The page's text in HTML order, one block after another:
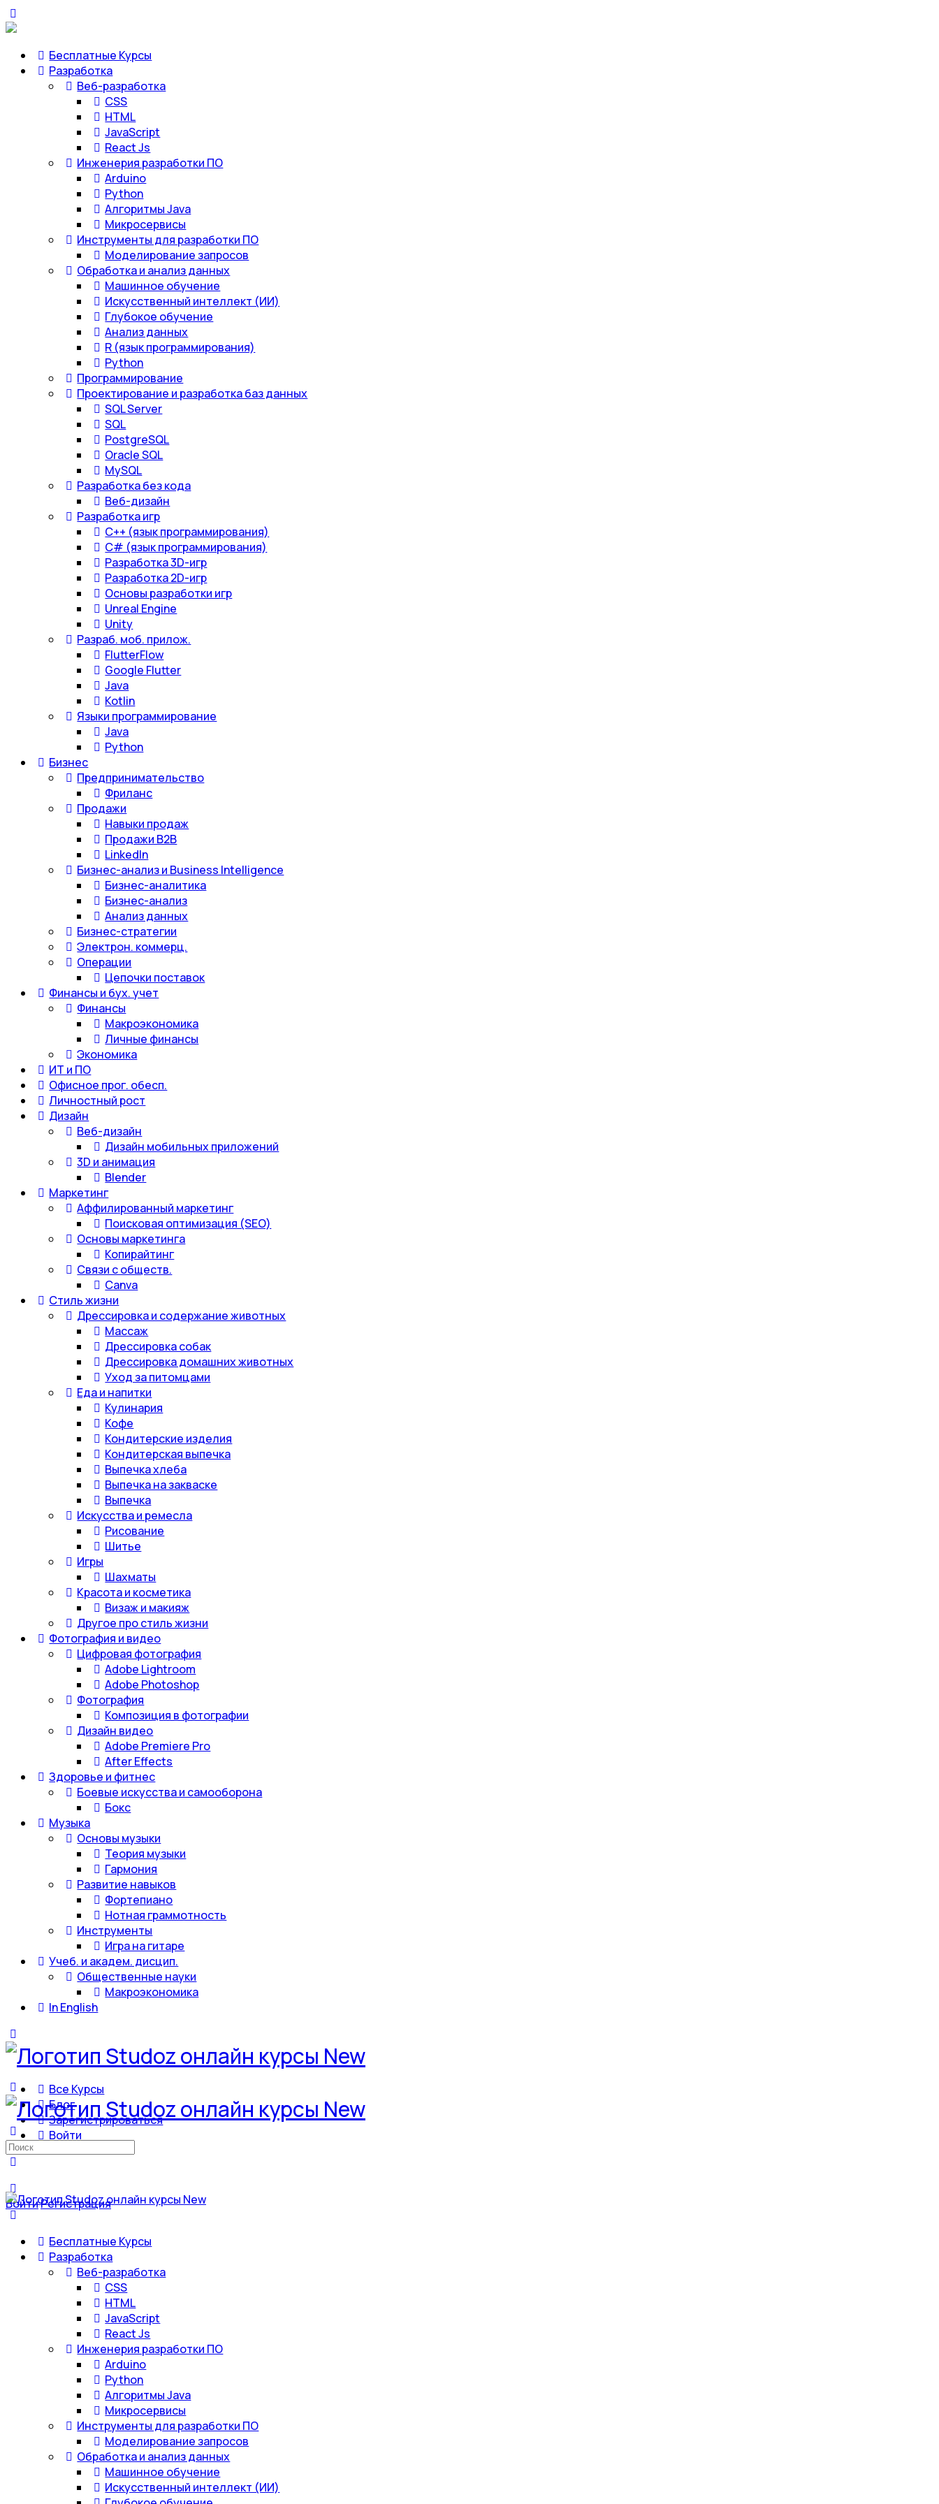
Бесплатные Курсы
Разработка
Веб-разработка
CSS
HTML
JavaScript
React Js
Инженерия разработки ПО
Arduino
Python
Алгоритмы Java
Микросервисы
Инструменты для разработки ПО
Моделирование запросов
Обработка и анализ данных
Машинное обучение
Искусственный интеллект (ИИ)
Глубокое обучение
Анализ данных
R (язык программирования)
Python
Программирование
Проектирование и разработка баз данных
SQL Server
SQL
PostgreSQL
Oracle SQL
MySQL
Разработка без кода
Веб-дизайн
Разработка игр
С++ (язык программирования)
С# (язык программирования)
Разработка 3D-игр
Разработка 2D-игр
Основы разработки игр
Unreal Engine
Unity
Разраб. моб. прилож.
FlutterFlow
Google Flutter
Java
Kotlin
Языки программирование
Java
Python
Бизнес
Предпринимательство
Фриланс
Продажи
Навыки продаж
Продажи B2B
LinkedIn
Бизнес-анализ и Business Intelligence
Бизнес-аналитика
Бизнес-анализ
Анализ данных
Бизнес-стратегии
Электрон. коммерц.
Операции
Цепочки поставок
Финансы и бух. учет
Финансы
Макроэкономика
Личные финансы
Экономика
ИТ и ПО
Офисное прог. обесп.
Личностный рост
Дизайн
Веб-дизайн
Дизайн мобильных приложений
3D и анимация
Blender
Маркетинг
Аффилированный маркетинг
Поисковая оптимизация (SEO)
Основы маркетинга
Копирайтинг
Связи с обществ.
Canva
Стиль жизни
Дрессировка и содержание животных
Массаж
Дрессировка собак
Дрессировка домашних животных
Уход за питомцами
Еда и напитки
Кулинария
Кофе
Кондитерские изделия
Кондитерская выпечка
Выпечка хлеба
Выпечка на закваске
Выпечка
Искусства и ремесла
Рисование
Шитье
Игры
Шахматы
Красота и косметика
Визаж и макияж
Другое про стиль жизни
Фотография и видео
Цифровая фотография
Adobe Lightroom
Adobe Photoshop
Фотография
Композиция в фотографии
Дизайн видео
Adobe Premiere Pro
After Effects
Здоровье и фитнес
Боевые искусства и самооборона
Бокс
Музыка
Основы музыки
Теория музыки
Гармония
Развитие навыков
Фортепиано
Нотная граммотность
Инструменты
Игра на гитаре
Учеб. и академ. дисцип.
Общественные науки
Макроэкономика
In English
Все Курсы
Блог
Зарегистрироваться
Войти
ВойтиРегистрация
Искать:
Бесплатные Курсы
Разработка
Веб-разработка
CSS
HTML
JavaScript
React Js
Инженерия разработки ПО
Arduino
Python
Алгоритмы Java
Микросервисы
Инструменты для разработки ПО
Моделирование запросов
Обработка и анализ данных
Машинное обучение
Искусственный интеллект (ИИ)